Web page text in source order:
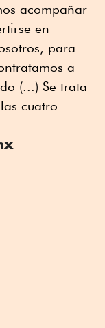
acompañar
en
para
a
(...) Se trata
cuatro